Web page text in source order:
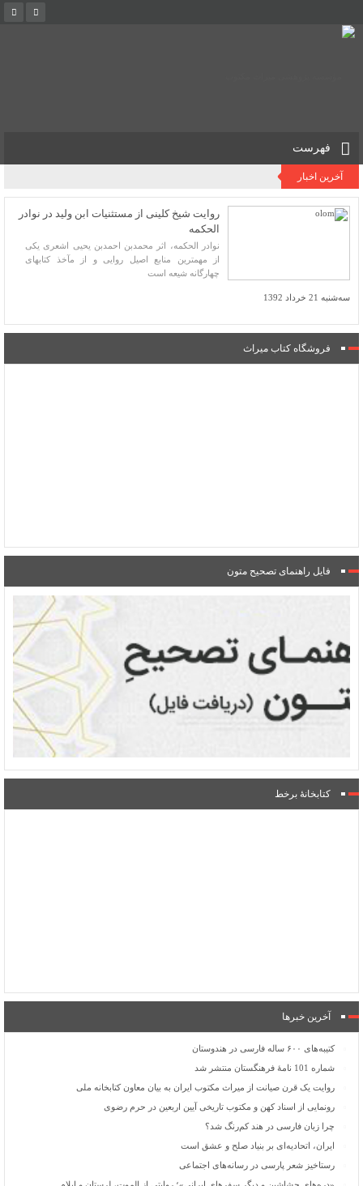
فهرست
آخرین اخبار
روایت شیخ کلینی از مستثنیات ابن ولید در نوادر
الحکمه
نوادر الحکمه، اثر محمدبن احمدبن یحیی اشعری یکی
از مهم­ترین منابع اصیل روایی و از مآخذ کتاب­های
چهارگانه شیعه است
سه‌شنبه 21 خرداد 1392
فروشگاه کتاب میراث
فایل راهنمای تصحیح متون
کتابخانۀ برخط
آخرین خبرها
کتیبه‌های ۶۰۰ ساله فارسی در هندوستان
شماره 101 نامۀ فرهنگستان منتشر شد
روایت یک قرن صیانت از میراث مکتوب ایران به بیان معاون کتابخانه ملی
رونمایی از اسناد کهن و مکتوب تاریخی آیین اربعین در حرم رضوی
چرا زبان فارسی در هند کم‌رنگ شد؟
ایران، اتحادیه‌ای بر بنیاد صلح و عشق است
رستاخیز شعر پارسی در رسانه‌های اجتماعی